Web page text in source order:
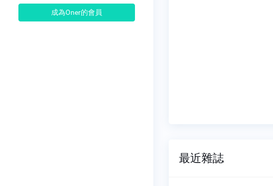
成為Oner的會員
最近雜誌